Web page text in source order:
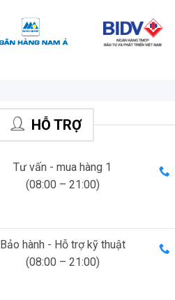
HỖ TRỢ
Tư vấn - mua hàng 1
(08:00 – 21:00)
Bảo hành - Hỗ trợ kỹ thuật
(08:00 – 21:00)